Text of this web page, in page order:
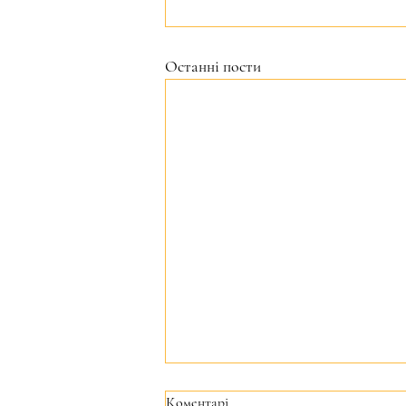
Останні пости
Коментарі